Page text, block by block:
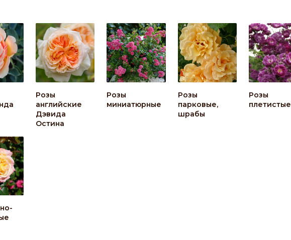
Розы
английские
Дэвида
Остина
Розы
миниатюрные
Розы
парковые,
шрабы
Розы
плетистые